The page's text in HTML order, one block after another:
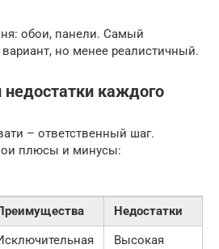
обои, панели. Самый
но менее реалистичный.
каждого
– ответственный шаг.
плюсы и минусы:
Недостатки
Высокая